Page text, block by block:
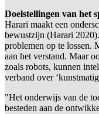
Doelstellingen van het
Harari maakt een
bewustzijn (Harari
problemen op te lossen.
aan het verstand. Maar
zoals robots, kunnen
verband over
"Het onderwijs van de
besteden aan de